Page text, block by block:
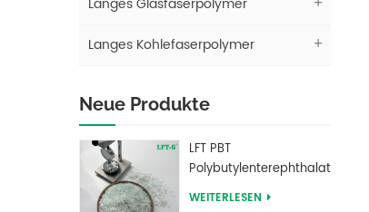
Langes Kohlefaserpolymer
Neue Produkte
LFT PBT
Polybutylenterephthalat
Langglasfasergefüllte
WEITERLESEN